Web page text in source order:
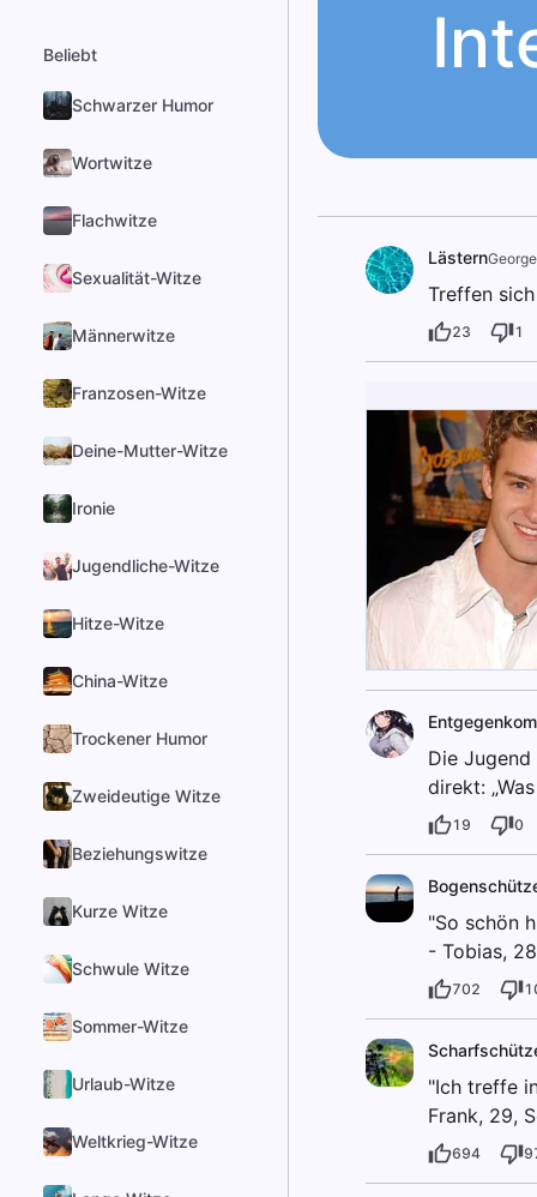
Beliebt
Schwarzer Humor
Wortwitze
Flachwitze
Sexualität-Witze
Männerwitze
Franzosen-Witze
Deine-Mutter-Witze
Ironie
Jugendliche-Witze
Hitze-Witze
China-Witze
Trockener Humor
Zweideutige Witze
Beziehungswitze
Kurze Witze
Schwule Witze
Sommer-Witze
Urlaub-Witze
Weltkrieg-Witze
Lästern
Treffen
23 1
Die
direkt:
19 0
"So schön
- Tobias,
702
"Ich treffe
Frank, 29,
694